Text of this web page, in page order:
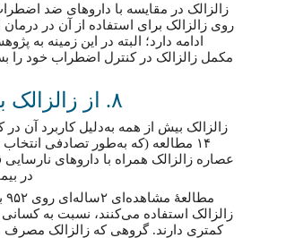
زالزالک در مقایسه با داروهای ضد
روی زالزالک برای استفاده از آن در
ادامه دارد؛ البته در این زمینه به
مکمل زالزالک در کنترل اضطراب خود را
۸. از زالزالک برای درمان نارسایی قلبی استفاده می‌شود
زالزالک بیش از همه به‌دلیل کاربرد آن
در
زالزالک استفاده می‌کنند، نسبت به
کمتری دارند. گروهی که زالزالک مصرف